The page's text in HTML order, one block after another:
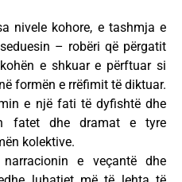
nivele kohore, e tashmja e
– robëri që përgatit
e shkuar e përftuar si
formën e rrëfimit të diktuar.
e një fati të dyfishtë dhe
fatet dhe dramat e tyre
kolektive.
e veçantë dhe